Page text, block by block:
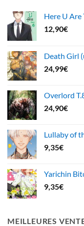
Here U Are
12,90€
Death Girl
24,99€
Overlord
24,90€
Lullaby of
9,35€
Yarichin
9,35€
MEILLEURES